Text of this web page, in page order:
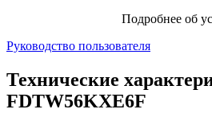
Подробнее об
Руководство пользователя
Технические
FDTW56KXE6F